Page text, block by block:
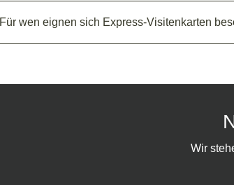
Für wen eignen sich Express-Visitenkarten
Wir